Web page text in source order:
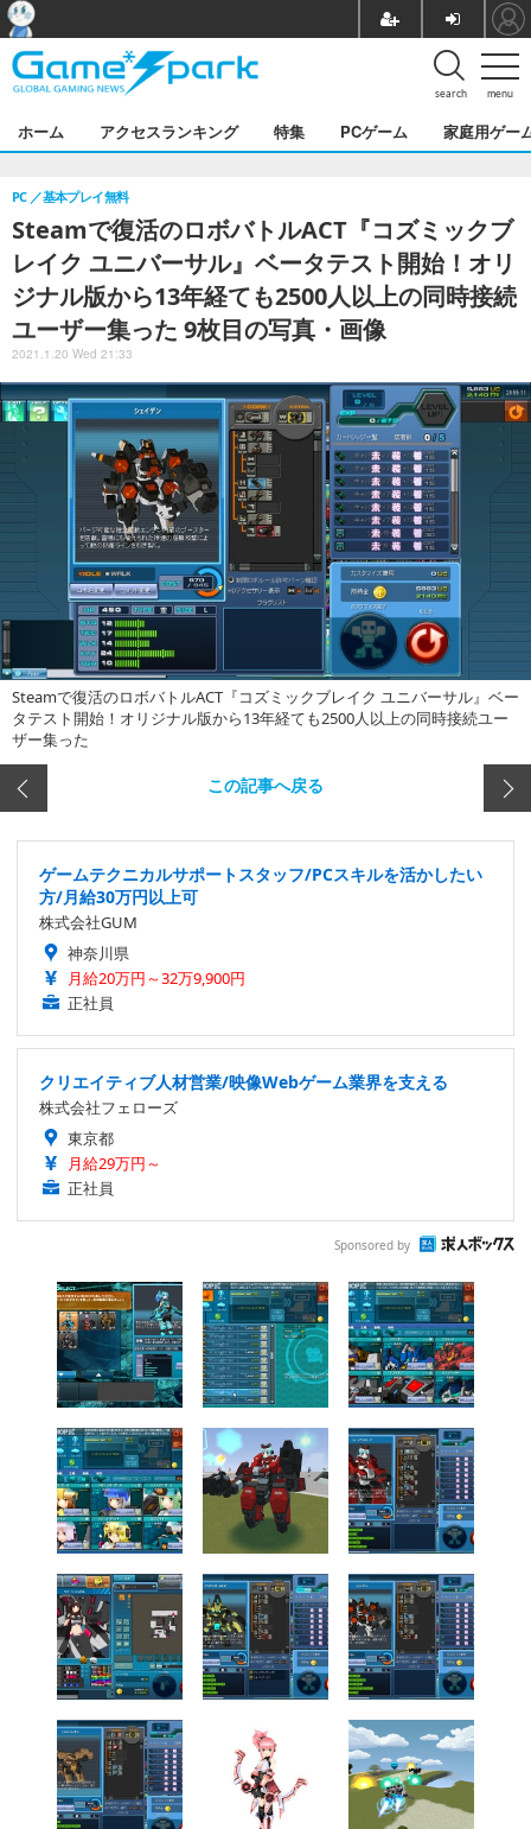
menu
search
ホーム アクセスランキング 特集 PCゲーム 家庭用ゲー
Steamで復活のロボバトルACT『コズミックブ
レイク ユニバーサル』ベータテスト開始！オリ
ジナル版から13年経ても2500人以上の同時接続
ユーザー集った 9枚目の写真・画像
PC 基本プレイ無料
2021.1.20 Wed 21:33
Steamで復活のロボバトルACT『コズミックブレイク ユニバーサル』ベー
タテスト開始！オリジナル版から13年経ても2500人以上の同時接続ユー
ザー集った
この記事へ戻る
ゲームテクニカルサポートスタッフ/PCスキルを活かしたい
方/月給30万円以上可
株式会社GUM
神奈川県
月給20万円～32万9,900円
正社員
クリエイティブ人材営業/映像Webゲーム業界を支える
株式会社フェローズ
東京都
月給29万円～
正社員
Sponsored by